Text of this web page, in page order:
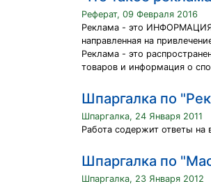
Реферат, 09 Февраля 2016
Реклама - это ИНФОРМАЦИЯ,
направленная на
Реклама - это
товаров и информация о
Шпаргалка по
Шпаргалка, 24 Января 2011
Работа содержит ответы на
Шпаргалка по
Шпаргалка, 23 Января 2012